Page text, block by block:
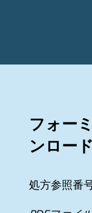
フォー
ンロード
処方参照番